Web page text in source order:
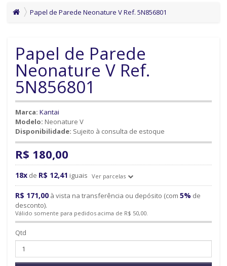
Papel de Parede Neonature V Ref. 5N856801
Papel de Parede
Neonature V Ref.
5N856801
Marca: Kantai
Modelo: Neonature V
Disponibilidade: Sujeito à consulta de estoque
R$ 180,00
18x de R$ 12,41 iguais Ver parcelas
R$ 171,00 à vista na transferência ou depósito (com 5% de
desconto).
Válido somente para pedidos acima de R$ 50,00.
Qtd